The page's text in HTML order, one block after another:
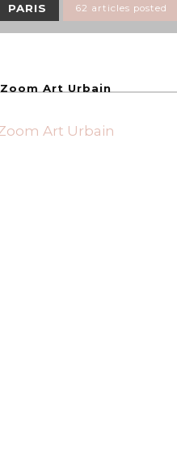
PARIS 62 articles posted
Zoom Art Urbain